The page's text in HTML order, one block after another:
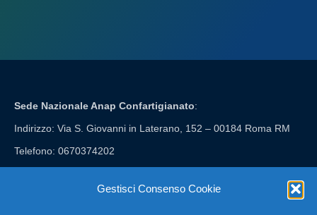
Gestisci Consenso Cookie
Sede Nazionale Anap Confartigianato:
Indirizzo: Via S. Giovanni in Laterano, 152 – 00184 Roma RM
Telefono: 0670374202